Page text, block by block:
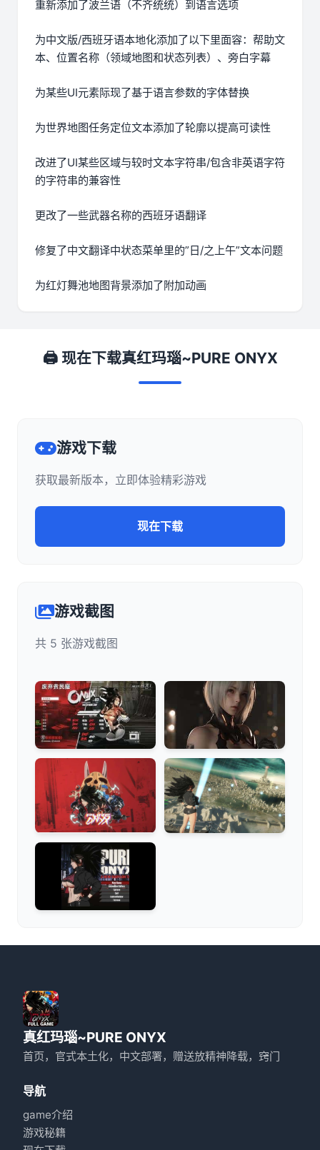
重新添加了波兰语（不齐统统）到语言选项
为中文版/西班牙语本地化添加了以下里面容：帮助文
本、位置名称（领域地图和状态列表）、旁白字幕
为某些UI元素际现了基于语言参数的字体替换
为世界地图任务定位文本添加了轮廓以提高可读性
改进了UI某些区域与较时文本字符串/包含非英语字符
的字符串的兼容性
更改了一些武器名称的西班牙语翻译
修复了中文翻译中状态菜单里的”日/之上午”文本问题
为红灯舞池地图背景添加了附加动画
🖨️ 现在下载真红玛瑙~PURE ONYX
游戏下载
获取最新版本，立即体验精彩游戏
现在下载
游戏截图
共 5 张游戏截图
真红玛瑙~PURE ONYX
首页，官式本土化，中文部署，赠送放精神降载，窍门
导航
game介绍
游戏秘籍